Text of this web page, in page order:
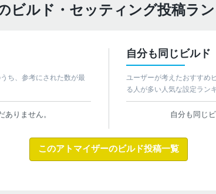
ビルド・セッティング投稿ラ
ち、参考にされた数が最
自分も同じビルド
ユーザーが考えたおすすめ
る人が多い人気な設定ラン
ありません。 自分も同じ
このアトマイザーのビルド投稿一覧